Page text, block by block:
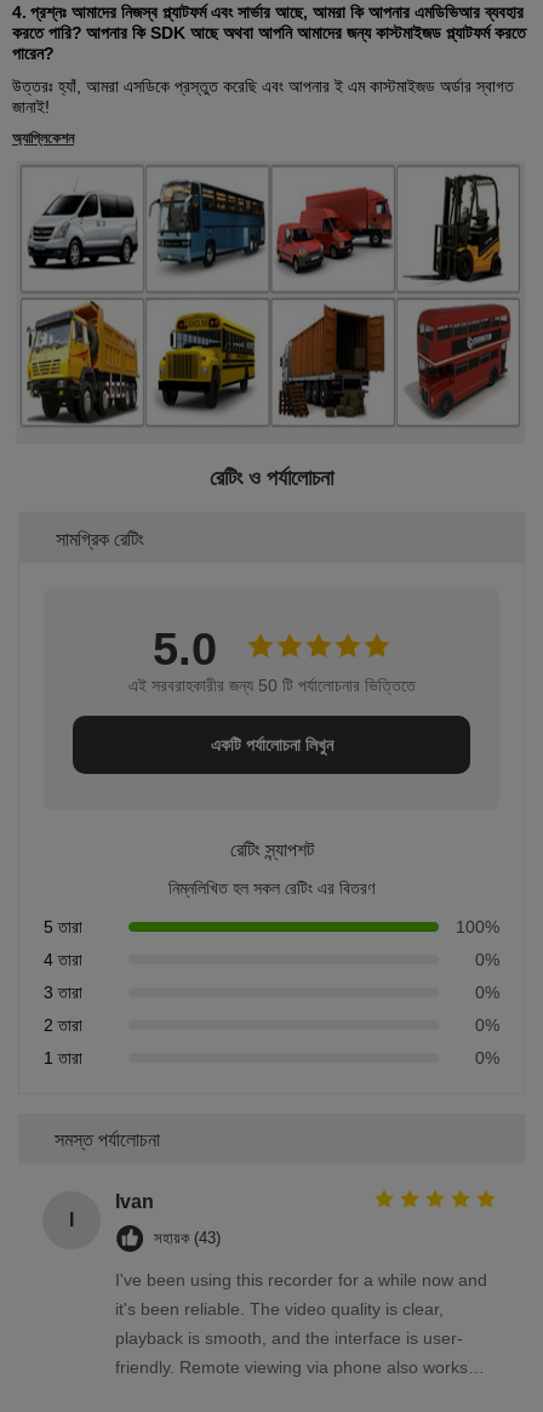
4. প্রশ্নঃ আমাদের নিজস্ব প্ল্যাটফর্ম এবং সার্ভার আছে, আমরা কি আপনার এমডিভিআর ব্যবহার
করতে পারি? আপনার কি SDK আছে অথবা আপনি আমাদের জন্য কাস্টমাইজড প্ল্যাটফর্ম করতে
পারেন?
উত্তরঃ হ্যাঁ, আমরা এসডিকে প্রস্তুত করেছি এবং আপনার ই এম কাস্টমাইজড অর্ডার স্বাগত
জানাই!
অ্যাপ্লিকেশন
রেটিং ও পর্যালোচনা
সামগ্রিক রেটিং
5.0
এই সরবরাহকারীর জন্য 50 টি পর্যালোচনার ভিত্তিতে
একটি পর্যালোচনা লিখুন
রেটিং স্ন্যাপশট
নিম্নলিখিত হল সকল রেটিং এর বিতরণ
5 তারা
100%
4 তারা
0%
3 তারা
0%
2 তারা
0%
1 তারা
0%
সমস্ত পর্যালোচনা
Ivan
সহায়ক (43)
I've been using this recorder for a while now and
it's been reliable. The video quality is clear,
playback is smooth, and the interface is user-
friendly. Remote viewing via phone also works